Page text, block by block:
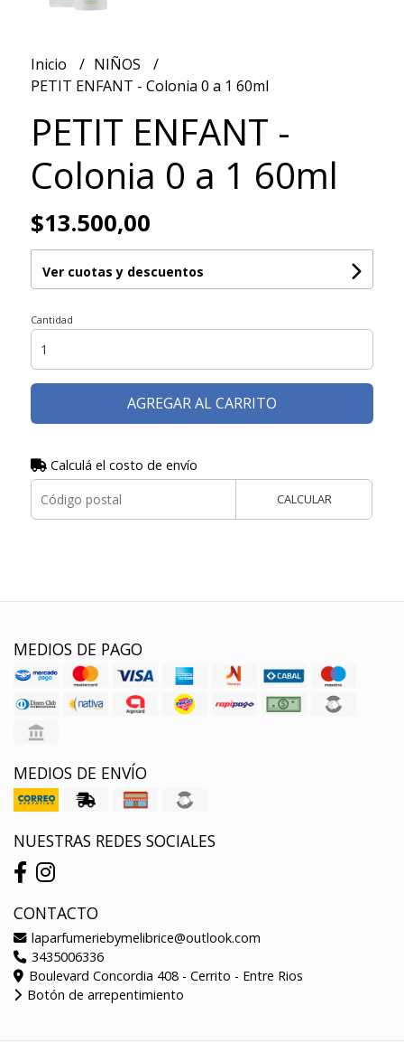
Inicio
NIÑOS
PETIT ENFANT - Colonia 0 a 1 60ml
PETIT ENFANT -
Colonia 0 a 1 60ml
$13.500,00
Ver cuotas y descuentos
Cantidad
AGREGAR AL CARRITO
Calculá el costo de envío
CALCULAR
MEDIOS DE PAGO
MEDIOS DE ENVÍO
NUESTRAS REDES SOCIALES
CONTACTO
laparfumeriebymelibrice@outlook.com
3435006336
Boulevard Concordia 408 - Cerrito - Entre Rios
Botón de arrepentimiento